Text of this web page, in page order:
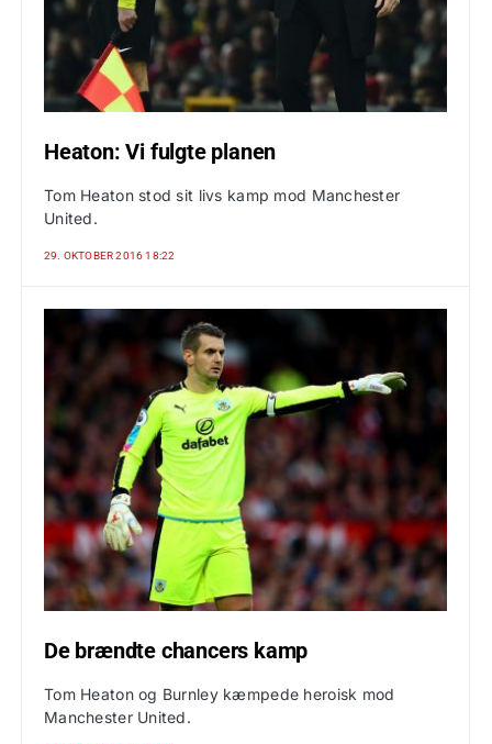
Heaton: Vi fulgte planen
Tom Heaton stod sit livs kamp mod Manchester
United.
29. OKTOBER 2016 18:22
De brændte chancers kamp
Tom Heaton og Burnley kæmpede heroisk mod
Manchester United.